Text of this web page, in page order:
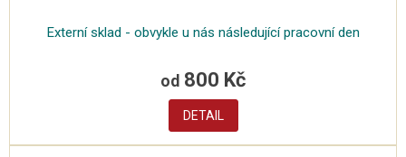
Externí sklad - obvykle u nás následující pracovní den
od 800 Kč
DETAIL